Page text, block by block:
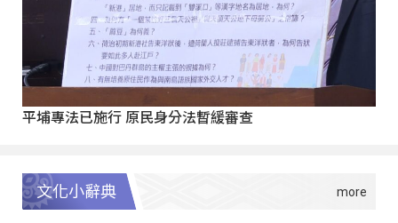
平埔專法已施行 原民身分法暫緩審查
文化小辭典